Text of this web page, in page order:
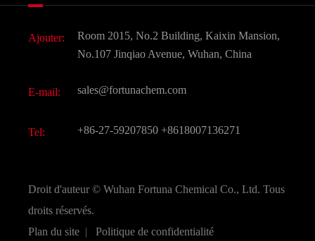
Saveurs et parfums
CAS chimiques
Ajouter:
Room 2015, No.2 Building, Kaixin Mansion,
No.107 Jinqiao Avenue, Wuhan, China
E-mail: sales@fortunachem.com
Tel: +86-27-59207850 +8618007136271
Droit d'auteur © Wuhan Fortuna Chemical Co., Ltd. Tous
droits réservés.
Plan du site | Politique de confidentialité